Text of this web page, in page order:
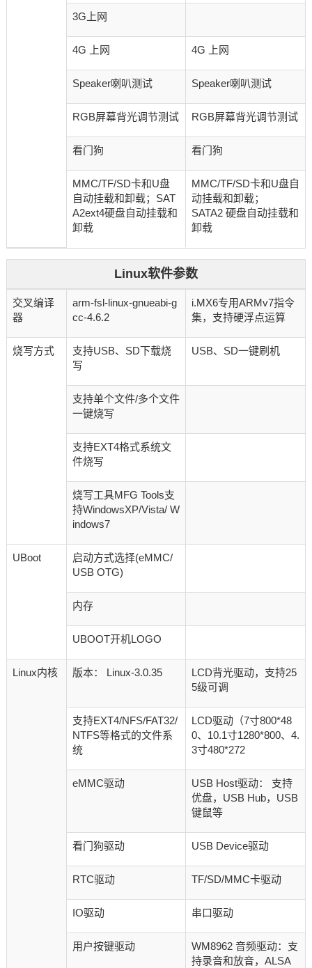
3G上网
4G 上网 4G 上网
Speaker喇叭测试 Speaker喇叭测试
RGB屏幕背光调节测试 RGB屏幕背光调节测试
看门狗 看门狗
MMC/TF/SD卡和U盘
自动挂载和卸载；SAT
A2ext4硬盘自动挂载和
卸载
MMC/TF/SD卡和U盘自
动挂载和卸载；
SATA2 硬盘自动挂载和
卸载
Linux软件参数
交叉编译
器
arm-fsl-linux-gnueabi-g
cc-4.6.2
i.MX6专用ARMv7指令
集，支持硬浮点运算
烧写方式
支持USB、SD下载烧
写
USB、SD一键刷机
支持单个文件/多个文件
一键烧写
支持EXT4格式系统文
件烧写
烧写工具MFG Tools支
持WindowsXP/Vista/ W
indows7
UBoot
启动方式选择(eMMC/
USB OTG)
内存
UBOOT开机LOGO
Linux内核 版本： Linux-3.0.35
LCD背光驱动，支持25
5级可调
支持EXT4/NFS/FAT32/
NTFS等格式的文件系
统
LCD驱动（7寸800*48
0、10.1寸1280*800、4.
3寸480*272
eMMC驱动
USB Host驱动： 支持
优盘，USB Hub，USB
键鼠等
看门狗驱动 USB Device驱动
RTC驱动 TF/SD/MMC卡驱动
IO驱动 串口驱动
用户按键驱动
WM8962 音频驱动：支
持录音和放音，ALSA